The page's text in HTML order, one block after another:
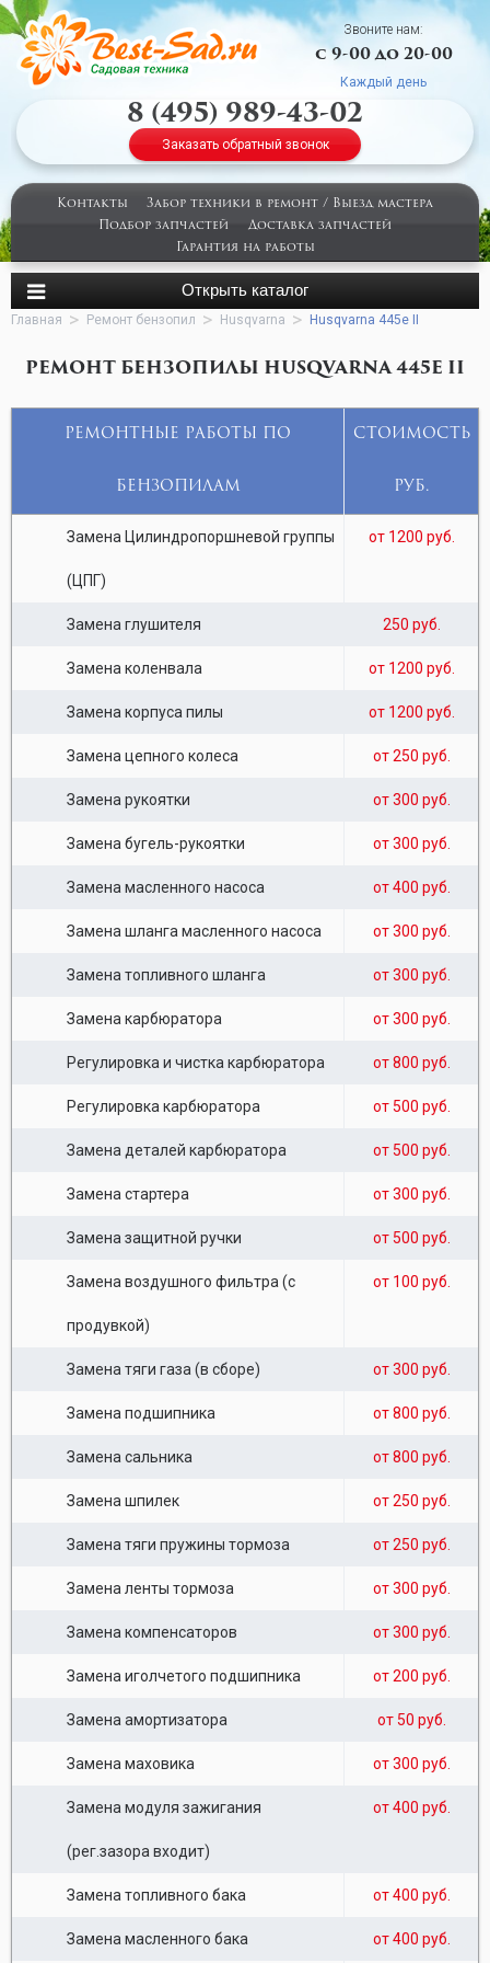
Звоните нам:
с 9-00 до 20-00
Каждый день
8 (495) 989-43-02
Заказать обратный звонок
Контакты
Забор техники в ремонт / Выезд мастера
Подбор запчастей
Доставка запчастей
Гарантия на работы
Главная Ремонт бензопил Husqvarna Husqvarna 445e II
РЕМОНТ БЕНЗОПИЛЫ HUSQVARNA 445E II
РЕМОНТНЫЕ РАБОТЫ ПО
БЕНЗОПИЛАМ
СТОИМОСТЬ
РУБ.
Замена Цилиндропоршневой группы
(ЦПГ)
от 1200 руб.
Замена глушителя 250 руб.
Замена коленвала от 1200 руб.
Замена корпуса пилы от 1200 руб.
Замена цепного колеса от 250 руб.
Замена рукоятки от 300 руб.
Замена бугель-рукоятки от 300 руб.
Замена масленного насоса от 400 руб.
Замена шланга масленного насоса от 300 руб.
Замена топливного шланга от 300 руб.
Замена карбюратора от 300 руб.
Регулировка и чистка карбюратора от 800 руб.
Регулировка карбюратора от 500 руб.
Замена деталей карбюратора от 500 руб.
Замена стартера от 300 руб.
Замена защитной ручки от 500 руб.
Замена воздушного фильтра (с
продувкой)
от 100 руб.
Замена тяги газа (в сборе) от 300 руб.
Замена подшипника от 800 руб.
Замена сальника от 800 руб.
Замена шпилек от 250 руб.
Замена тяги пружины тормоза от 250 руб.
Замена ленты тормоза от 300 руб.
Замена компенсаторов от 300 руб.
Замена иголчетого подшипника от 200 руб.
Замена амортизатора от 50 руб.
Замена маховика от 300 руб.
Замена модуля зажигания
(рег.зазора входит)
от 400 руб.
Замена топливного бака от 400 руб.
Замена масленного бака от 400 руб.